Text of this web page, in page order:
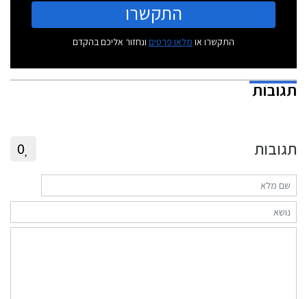
התקשרו
התקשרו או מלאו פרטים ונחזור אליכם בהקדם
תגובות
תגובות 0